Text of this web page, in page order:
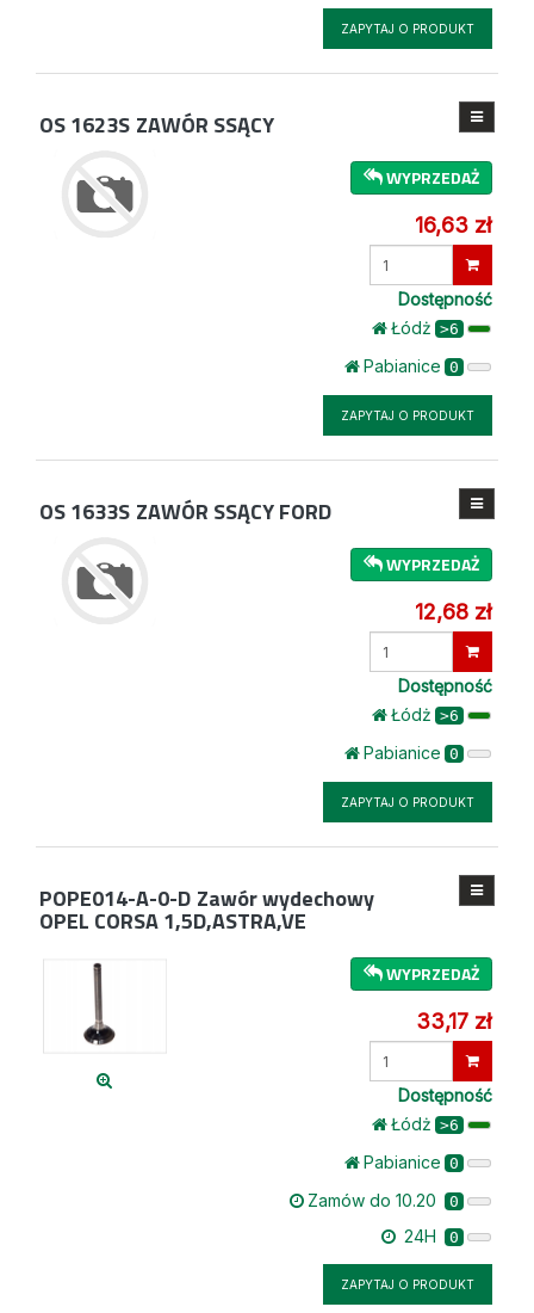
ZAPYTAJ O PRODUKT
OS 1623S ZAWÓR SSĄCY
WYPRZEDAŻ
16,63 zł
Dostępność
Łódż >6
Pabianice 0
ZAPYTAJ O PRODUKT
OS 1633S ZAWÓR SSĄCY FORD
WYPRZEDAŻ
12,68 zł
Dostępność
Łódż >6
Pabianice 0
ZAPYTAJ O PRODUKT
POPE014-A-0-D Zawór wydechowy
OPEL CORSA 1,5D,ASTRA,VE
WYPRZEDAŻ
33,17 zł
Dostępność
Łódż >6
Pabianice 0
Zamów do 10.20 0
24H 0
ZAPYTAJ O PRODUKT